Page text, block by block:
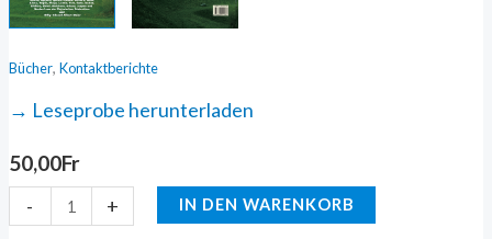
Bücher, Kontaktberichte
→ Leseprobe herunterladen
50,00Fr
- + IN DEN WARENKORB